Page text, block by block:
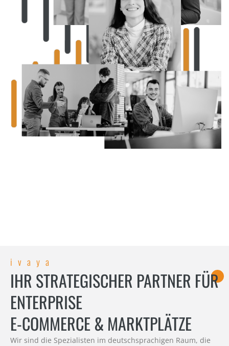
ivaya
IHR STRATEGISCHER PARTNER FÜR
ENTERPRISE
E-COMMERCE & MARKTPLÄTZE
Wir sind die Spezialisten im deutschsprachigen Raum, die